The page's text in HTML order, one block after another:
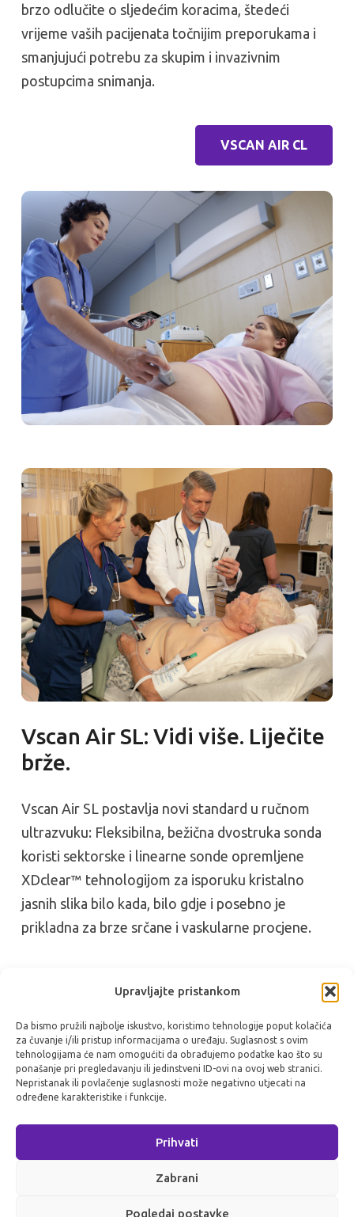
Upravljajte pristankom
Da bismo pružili najbolje iskustvo, koristimo tehnologije poput kolačića
za čuvanje i/ili pristup informacijama o uređaju. Suglasnost s ovim
tehnologijama će nam omogućiti da obrađujemo podatke kao što su
ponašanje pri pregledavanju ili jedinstveni ID-ovi na ovoj web stranici.
Nepristanak ili povlačenje suglasnosti može negativno utjecati na
određene karakteristike i funkcije.
Prihvati
Zabrani
Pogledaj postavke
brzo odlučite o sljedećim koracima, štedeći
vrijeme vaših pacijenata točnijim preporukama i
smanjujući potrebu za skupim i invazivnim
postupcima snimanja.
VSCAN AIR CL
Vscan Air SL: Vidi više. Liječite
brže.
Vscan Air SL postavlja novi standard u ručnom
ultrazvuku: Fleksibilna, bežična dvostruka sonda
koristi sektorske i linearne sonde opremljene
XDclear™ tehnologijom za isporuku kristalno
jasnih slika bilo kada, bilo gdje i posebno je
prikladna za brze srčane i vaskularne procjene.
VSCAN AIR SL
Reference
izvan profesionalnih zdravstvenih ustanova.
Korištenje je ograničeno na svojstva okoliša
opisana u korisničkom priručniku.